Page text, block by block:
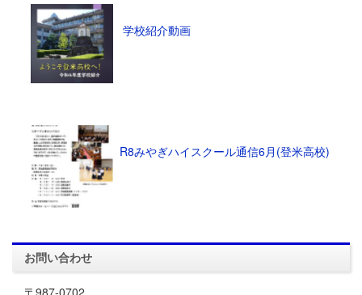
学校紹介動画
R8みやぎハイスクール通信6月(登米高校)
お問い合わせ